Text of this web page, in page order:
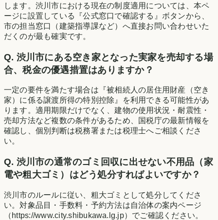
します。渋川市における現在の制度適用については、本ペ
ージに設置している『公式窓口で確認する』ボタンから、
市の担当窓口（建築指導課など）へ直接お問い合わせいた
だくのが最も確実です。
Q. 渋川市にある空き家となった実家を売却する場
合、税金の優遇措置はありますか？
一定の要件を満たす場合は『被相続人の居住用財産（空き
家）に係る譲渡所得の特別控除』を利用できる可能性があ
ります。適用期限だけでなく、建物の使用状況・耐震性・
売却方法など複数の条件があるため、国税庁の最新情報を
確認し、個別判断は税務署または税理士へご相談くださ
い。
Q. 渋川市の通常のゴミ回収に出せない不用品（家
電や粗大ゴミ）はどう処分すればよいですか？
渋川市のルールに従い、粗大ゴミとして処分してくださ
い。対象品目・手数料・予約方法は自治体の案内ページ
（https://www.city.shibukawa.lg.jp）でご確認ください。